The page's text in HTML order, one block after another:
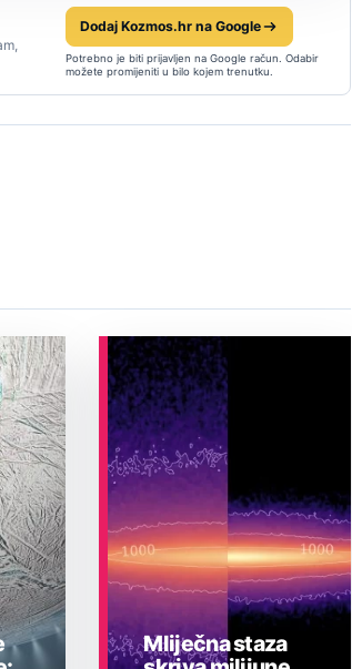
Dodaj Kozmos.hr na Google
Potrebno je biti prijavljen na Google račun. Odabir
možete promijeniti u bilo kojem trenutku.
Mliječna staza